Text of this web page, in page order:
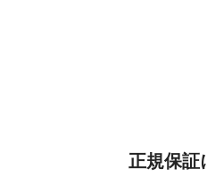
正規保証